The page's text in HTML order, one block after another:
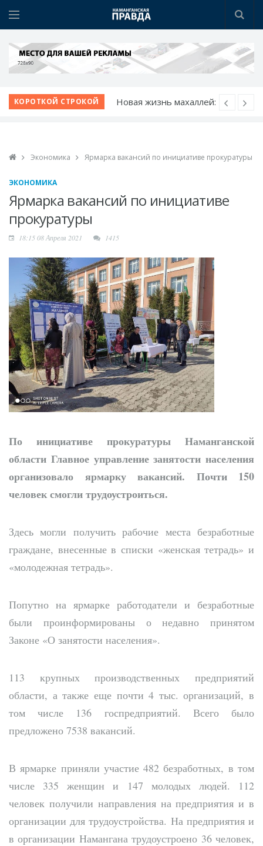
КОРОТКОЙ СТРОКОЙ
Новая жизнь махаллей:
году - с новыми
обновлению:
проблемные махалли
трибунах
Точки роста
Нарынского района
Экономика Ярмарка вакансий по инициативе прокуратуры
ЭКОНОМИКА
Ярмарка вакансий по инициативе
прокуратуры
18:15 08 Апреля 2021 1415
По инициативе прокуратуры Наманганской
области Главное управление занятости населения
организовало ярмарку вакансий. Почти 150
человек смогли трудоустроиться.
Здесь могли получить рабочие места безработные
граждане, внесенные в списки «женская тетрадь» и
«молодежная тетрадь».
Попутно на ярмарке работодатели и безработные
были проинформированы о недавно принятом
Законе «О занятости населения».
113 крупных производственных предприятий
области, а также еще почти 4 тыс. организаций, в
том числе 136 госпредприятий. Всего было
предложено 7538 вакансий.
В ярмарке приняли участие 482 безработных, в том
числе 335 женщин и 147 молодых людей. 112
человек получили направления на предприятия и в
организации для трудоустройства. На предприятия и
в организации Намангана трудоустроено 36 человек,